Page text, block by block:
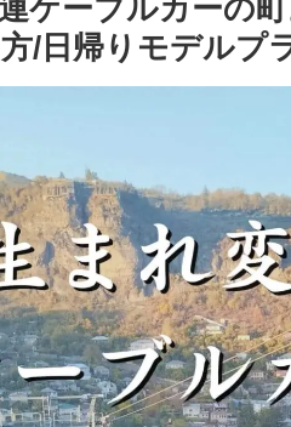
ケーブルカーの
/日帰りモデルプ